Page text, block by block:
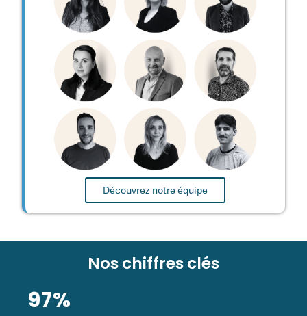
Découvrez notre équipe
Nos chiffres clés
97%